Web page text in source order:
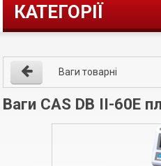
КАТЕГОРІЇ
Ваги товарні
Ваги CAS DB II-60E